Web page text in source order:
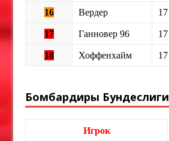
16 Вердер 17
17 Ганновер 96 17
18 Хоффенхайм 17
Бомбардиры Бундеслиги
Игрок